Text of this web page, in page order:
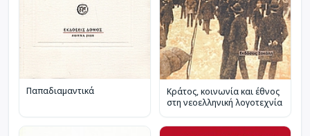
Παπαδιαμαντικά
Κράτος, κοινωνία και έθνος
στη νεοελληνική λογοτεχνία